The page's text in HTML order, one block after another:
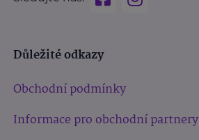
Důležité odkazy
Obchodní podmínky
Informace pro obchodní partnery